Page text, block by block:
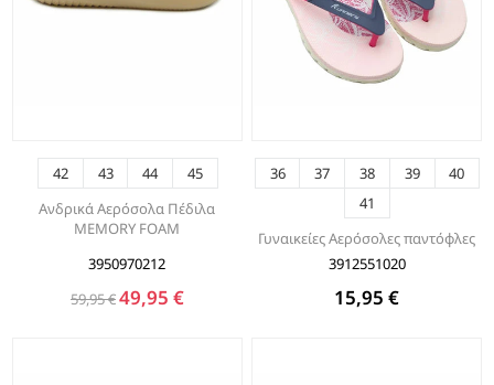
42 43 44
45
Aνδρικά Αερόσολα Πέδιλα
MEMORY FOAM
3950970212
59,95 €49,95 €
36 37 38 39
40
41
Γυναικείες Αερόσολες παντόφλες
3912551020
15,95 €